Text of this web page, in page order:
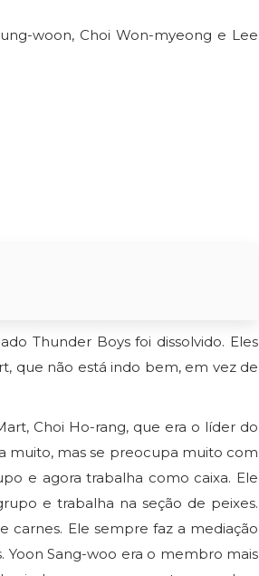
woon, Choi Won-myeong e Lee
Thunder Boys foi dissolvido. Eles
que não está indo bem, em vez de
Choi Ho-rang, que era o líder do
muito, mas se preocupa muito com
e agora trabalha como caixa. Ele
e trabalha na seção de peixes.
carnes. Ele sempre faz a mediação
Yoon Sang-woo era o membro mais